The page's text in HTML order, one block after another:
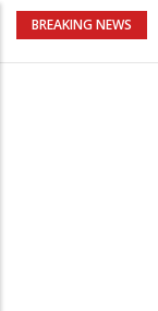
BREAKING NEWS